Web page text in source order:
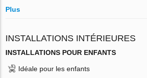
Plus
INSTALLATIONS INTÉRIEURES
INSTALLATIONS POUR ENFANTS
Idéale pour les enfants